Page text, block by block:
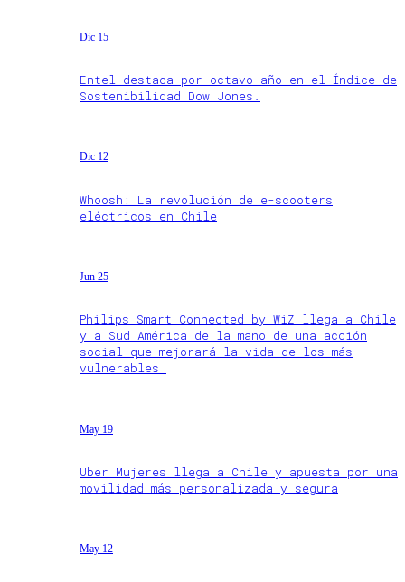
Dic 15
Entel destaca por octavo año en el Índice de
Sostenibilidad Dow Jones.
Dic 12
Whoosh: La revolución de e-scooters
eléctricos en Chile
Jun 25
Philips Smart Connected by WiZ llega a Chile
y a Sud América de la mano de una acción
social que mejorará la vida de los más
vulnerables
May 19
Uber Mujeres llega a Chile y apuesta por una
movilidad más personalizada y segura
May 12